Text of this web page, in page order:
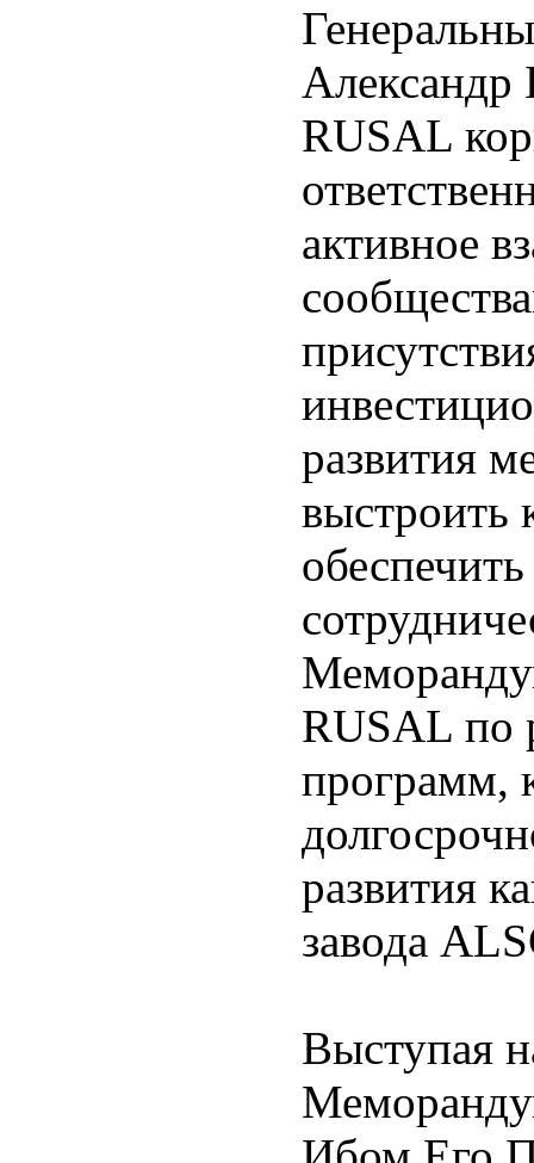
Александр
RUSAL
активное
развития
выстроить
RUSAL по
программ,
развития
завода
Выступая